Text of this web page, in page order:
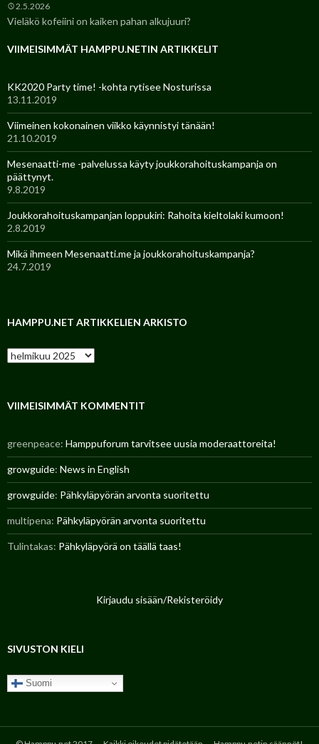
2.5.2026
Vieläkö kofeiini on kaiken pahan alkujuuri?
VIIMEISIMMÄT HAMPPU.NETIN ARTIKKELIT
KK2020 Party time! -kohta rytisee Nosturissa
13.11.2019
Viimeinen kokonainen viikko käynnistyi tänään!
21.10.2019
Mesenaatti-me -palvelussa käyty joukkorahoituskampanja on
päättynyt.
9.8.2019
Joukkorahoituskampanjan loppukiri: Rahoita kieltolaki kumoon!
2.8.2019
Mikä ihmeen Mesenaatti.me ja joukkorahoituskampanja?
24.7.2019
HAMPPU.NET ARTIKKELIEN ARKISTO
H
a
p
n
e
t
a
r
t
i
k
k
k
s
t
VIIMEISIMMÄT KOMMENTIT
greenpeace: Hamppuforum tarvitsee uusia moderaattoreita!
growguide: News in English
growguide: Pähkyläpyörän arvonta suoritettu
multipena: Pähkyläpyörän arvonta suoritettu
Tulintakas: Pähkyläpyörä on täällä taas!
Kirjaudu sisään/Rekisteröidy
SIVUSTON KIELI
Suomi